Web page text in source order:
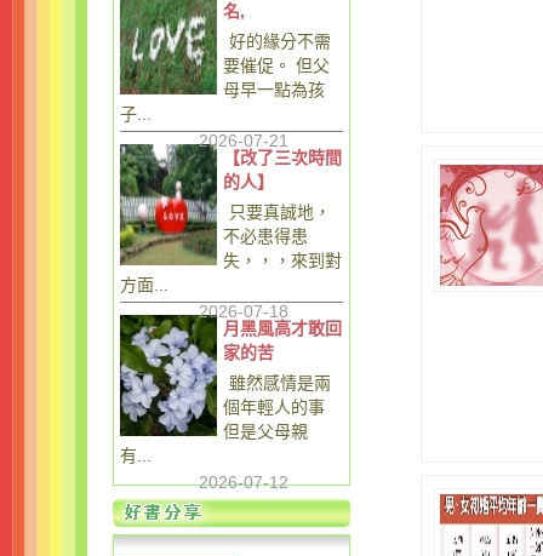
名,
好的緣分不需
要催促。 但父
母早一點為孩
子...
2026-07-21
【改了三次時間
的人】
只要真誠地，
不必患得患
失，，，來到對
方面...
2026-07-18
月黑風高才敢回
家的苦
雖然感情是兩
個年輕人的事
但是父母親
有...
2026-07-12